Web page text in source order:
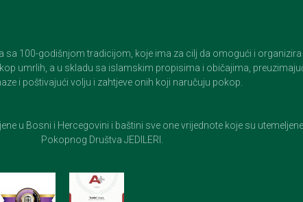
sa 100-godišnjom tradicijom, koje ima za cilj da omogući i organizira
umrlih, a u skladu sa islamskim propisima i običajima,
i poštivajući volju i zahtjeve onih koji naručuju pokop.
u Bosni i Hercegovini i baštini sve one vrijednote koje su
Pokopnog Društva JEDILERI.